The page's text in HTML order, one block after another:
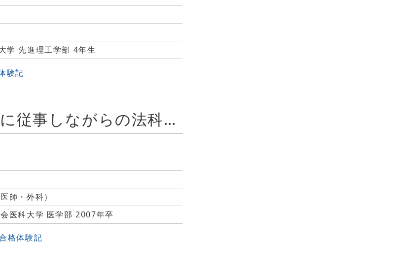
学 先進理工学部 4年生
験記
外科医として臨床業務に従事しながらの法科大学院合格!!
師・外科）
医科大学 医学部 2007年卒
格体験記